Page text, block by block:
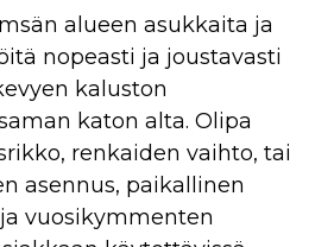
alueen asukkaita ja
nopeasti ja joustavasti
kaluston
katon alta. Olipa
renkaiden vaihto, tai
asennus, paikallinen
vuosikymmenten